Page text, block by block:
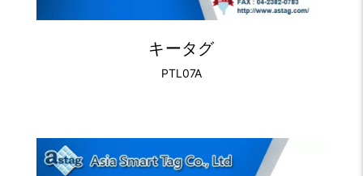
キータグ
PTL07A